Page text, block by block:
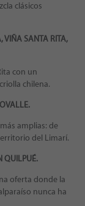
clásicos
VIÑA SANTA RITA,
con un
chilena.
amplias: de
del Limarí.
QUILPUÉ.
oferta donde la
nunca ha